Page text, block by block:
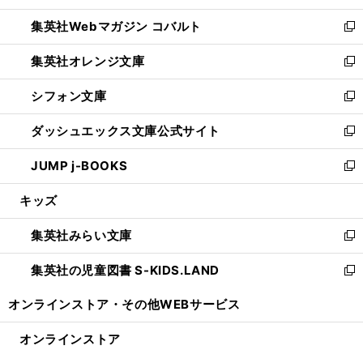
開
く
ウ
で
開
く
ン
ド
ウ
で
開
く
ウ
ィ
ン
ド
ウ
で
開
く
集英社Webマガジン コバルト
新
し
い
ウ
ィ
ン
ド
ウ
で
開
集英社オレンジ文庫
新
し
い
ウ
ィ
ン
ド
ウ
開
く
シフォン文庫
新
し
い
ウ
ィ
ン
ウ
で
開
く
ダッシュエックス文庫公式サイト
新
し
い
ウ
ン
ド
ウ
で
JUMP j-BOOKS
新
し
ウ
ィ
ン
ド
開
キッズ
集英社みらい文庫
新
し
い
ン
集英社の児童図書 S-KIDS.LAND
新
ウ
オンラインストア・ その他WEBサービス
オンラインストア